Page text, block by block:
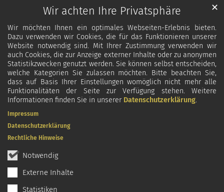
Wir achten Ihre Privatsphäre
Wir möchten Ihnen ein optimales Webseiten-Erlebnis bieten.
Dazu verwenden wir Cookies, die für das Funktionieren unserer
Website notwendig sind. Mit Ihrer Zustimmung verwenden wir
auch Cookies, die zur Anzeige externer Inhalte oder zu anonymen
Statistikzwecken genutzt werden. Sie können selbst entscheiden,
welche Kategorien Sie zulassen möchten. Bitte beachten Sie,
dass auf Basis Ihrer Einstellungen womöglich nicht mehr alle
Funktionalitäten der Seite zur Verfügung stehen. Weitere
Informationen finden Sie in unserer Datenschutzerklärung.
Notwendig
Externe Inhalte
Statistiken
✕
Impressum
Datenschutzerklärung
Rechtliche Hinweise